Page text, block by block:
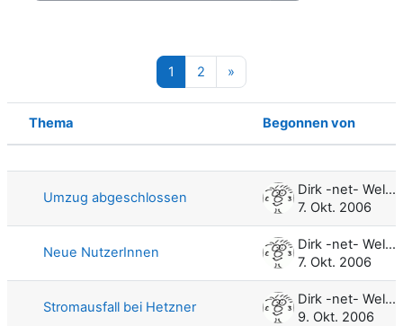
1 Seite 1
2 Seite 2
»
Status
Thema Begonnen von
Umzug abgeschlossen
Dirk -net- Weller
7. Okt. 2006
Neue NutzerInnen
Dirk -net- Weller
7. Okt. 2006
Stromausfall bei Hetzner
Dirk -net- Weller
9. Okt. 2006